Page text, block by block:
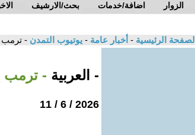
بحث/الارشيف اضافة/خدمات الزوار
الصفحة الرئيسية - أخبار عامة - يوتيوب التمدن - ترمب
- العربية - ترمب
2026 / 6 / 11